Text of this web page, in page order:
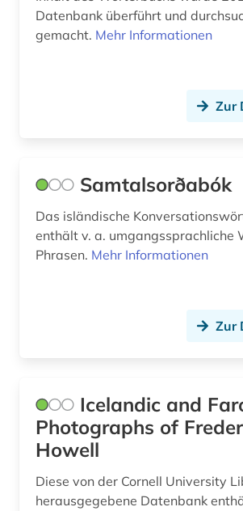
Datenbank überführt und
gemacht. Mehr Informationen
Zur
Samtalsorðabók
Das isländische
enthält v. a. umgangssprachliche
Phrasen. Mehr Informationen
Zur
Icelandic and
Photographs of
Howell
Diese von der Cornell University
herausgegebene Datenbank